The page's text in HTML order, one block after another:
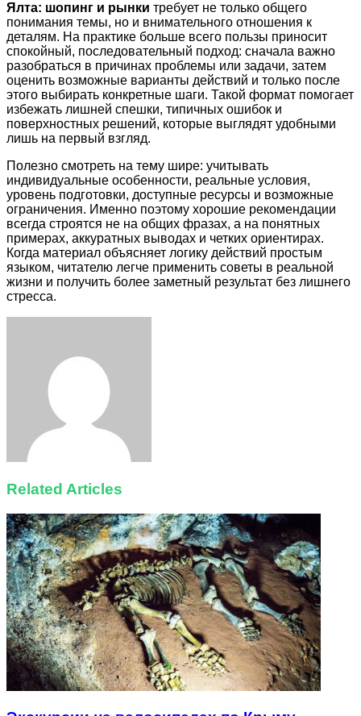
Ялта: шопинг и рынки требует не только общего
понимания темы, но и внимательного отношения к
деталям. На практике больше всего пользы приносит
спокойный, последовательный подход: сначала важно
разобраться в причинах проблемы или задачи, затем
оценить возможные варианты действий и только после
этого выбирать конкретные шаги. Такой формат помогает
избежать лишней спешки, типичных ошибок и
поверхностных решений, которые выглядят удобными
лишь на первый взгляд.
Полезно смотреть на тему шире: учитывать
индивидуальные особенности, реальные условия,
уровень подготовки, доступные ресурсы и возможные
ограничения. Именно поэтому хорошие рекомендации
всегда строятся не на общих фразах, а на понятных
примерах, аккуратных выводах и четких ориентирах.
Когда материал объясняет логику действий простым
языком, читателю легче применить советы в реальной
жизни и получить более заметный результат без лишнего
стресса.
Related Articles